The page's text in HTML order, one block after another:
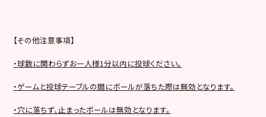
【その他注意事項】
・球数に関わらずお一人様1分以内に投球ください。
・ゲームと投球テーブルの間にボールが落ちた際は無効となります。
・穴に落ちず、止まったボールは無効となります。